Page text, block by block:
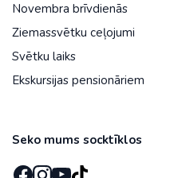
Novembra brīvdienās
Ziemassvētku ceļojumi
Svētku laiks
Ekskursijas pensionāriem
Seko mums socktīklos